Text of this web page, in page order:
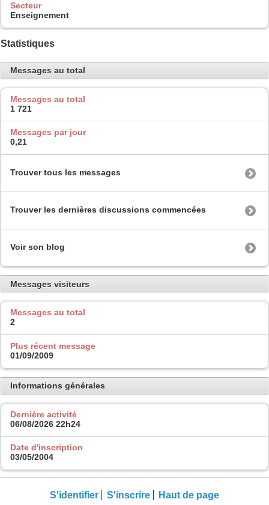
Secteur
Enseignement
Statistiques
Messages au total
Messages au total
1 721
Messages par jour
0,21
Trouver tous les messages
Trouver les dernières discussions commencées
Voir son blog
Messages visiteurs
Messages au total
2
Plus récent message
01/09/2009
Informations générales
Dernière activité
06/08/2026 22h24
Date d'inscription
03/05/2004
S'identifier S'inscrire Haut de page